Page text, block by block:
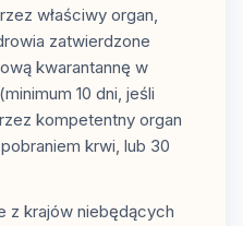
właściwy organ,
zatwierdzone
kwarantannę w
10 dni, jeśli
kompetentny organ
krwi, lub 30
z krajów niebędących